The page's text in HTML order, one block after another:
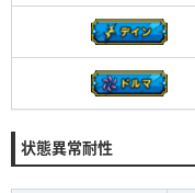
状態異常耐性